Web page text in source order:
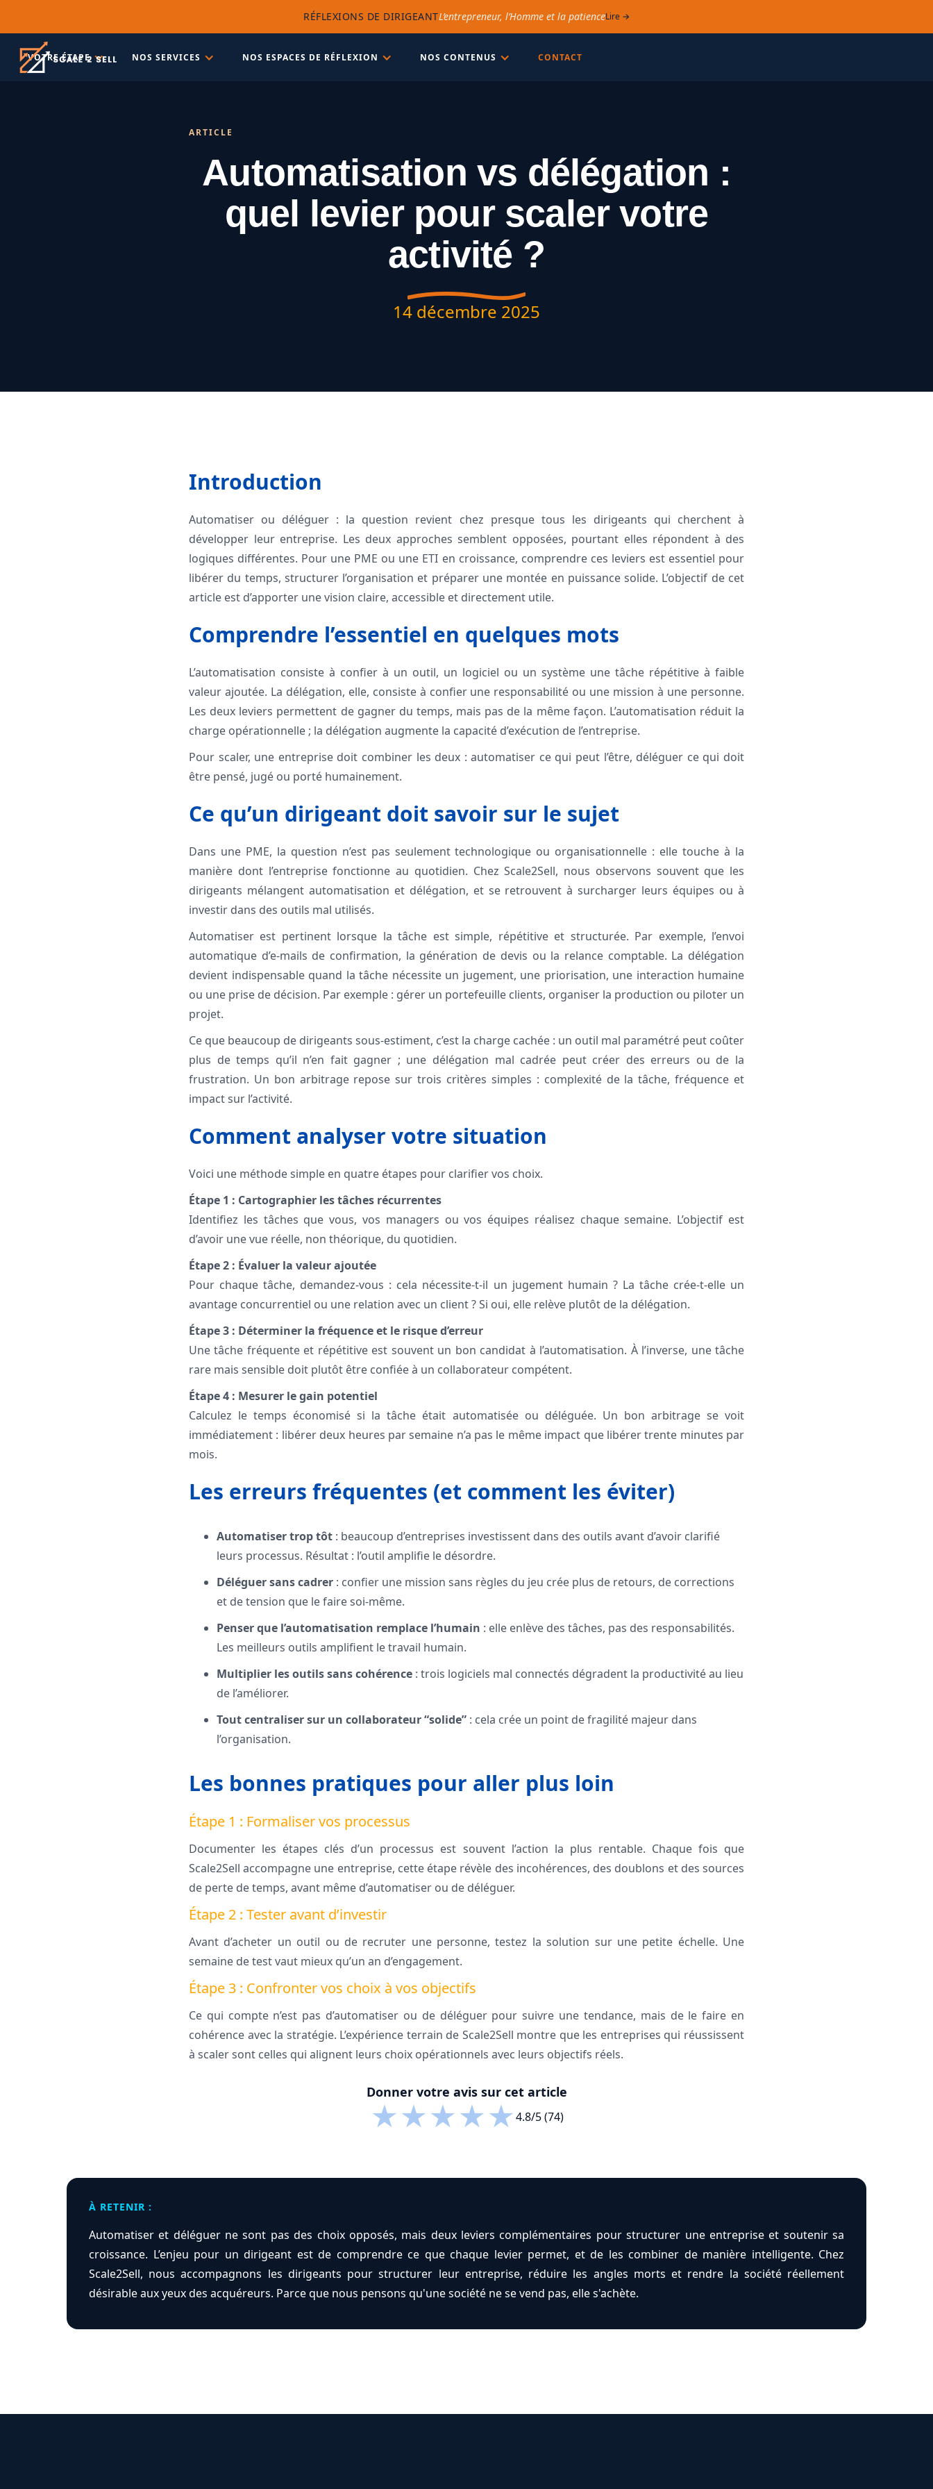
RÉFLEXIONS DE DIRIGEANTL’entrepreneur, l’Homme et la patienceLire →
VOTRE ÉTAPE NOS SERVICES NOS ESPACES DE RÉFLEXION NOS CONTENUS CONTACT
ARTICLE
Automatisation vs délégation :
quel levier pour scaler votre
activité ?
14 décembre 2025
Introduction
Automatiser ou déléguer : la question revient chez presque tous les dirigeants qui cherchent à
développer leur entreprise. Les deux approches semblent opposées, pourtant elles répondent à des
logiques différentes. Pour une PME ou une ETI en croissance, comprendre ces leviers est essentiel pour
libérer du temps, structurer l’organisation et préparer une montée en puissance solide. L’objectif de cet
article est d’apporter une vision claire, accessible et directement utile.
Comprendre l’essentiel en quelques mots
L’automatisation consiste à confier à un outil, un logiciel ou un système une tâche répétitive à faible
valeur ajoutée. La délégation, elle, consiste à confier une responsabilité ou une mission à une personne.
Les deux leviers permettent de gagner du temps, mais pas de la même façon. L’automatisation réduit la
charge opérationnelle ; la délégation augmente la capacité d’exécution de l’entreprise.
Pour scaler, une entreprise doit combiner les deux : automatiser ce qui peut l’être, déléguer ce qui doit
être pensé, jugé ou porté humainement.
Ce qu’un dirigeant doit savoir sur le sujet
Dans une PME, la question n’est pas seulement technologique ou organisationnelle : elle touche à la
manière dont l’entreprise fonctionne au quotidien. Chez Scale2Sell, nous observons souvent que les
dirigeants mélangent automatisation et délégation, et se retrouvent à surcharger leurs équipes ou à
investir dans des outils mal utilisés.
Automatiser est pertinent lorsque la tâche est simple, répétitive et structurée. Par exemple, l’envoi
automatique d’e-mails de confirmation, la génération de devis ou la relance comptable. La délégation
devient indispensable quand la tâche nécessite un jugement, une priorisation, une interaction humaine
ou une prise de décision. Par exemple : gérer un portefeuille clients, organiser la production ou piloter un
projet.
Ce que beaucoup de dirigeants sous-estiment, c’est la charge cachée : un outil mal paramétré peut coûter
plus de temps qu’il n’en fait gagner ; une délégation mal cadrée peut créer des erreurs ou de la
frustration. Un bon arbitrage repose sur trois critères simples : complexité de la tâche, fréquence et
impact sur l’activité.
Comment analyser votre situation
Voici une méthode simple en quatre étapes pour clarifier vos choix.
Étape 1 : Cartographier les tâches récurrentes
Identifiez les tâches que vous, vos managers ou vos équipes réalisez chaque semaine. L’objectif est
d’avoir une vue réelle, non théorique, du quotidien.
Étape 2 : Évaluer la valeur ajoutée
Pour chaque tâche, demandez-vous : cela nécessite-t-il un jugement humain ? La tâche crée-t-elle un
avantage concurrentiel ou une relation avec un client ? Si oui, elle relève plutôt de la délégation.
Étape 3 : Déterminer la fréquence et le risque d’erreur
Une tâche fréquente et répétitive est souvent un bon candidat à l’automatisation. À l’inverse, une tâche
rare mais sensible doit plutôt être confiée à un collaborateur compétent.
Étape 4 : Mesurer le gain potentiel
Calculez le temps économisé si la tâche était automatisée ou déléguée. Un bon arbitrage se voit
immédiatement : libérer deux heures par semaine n’a pas le même impact que libérer trente minutes par
mois.
Les erreurs fréquentes (et comment les éviter)
Automatiser trop tôt : beaucoup d’entreprises investissent dans des outils avant d’avoir clarifié
leurs processus. Résultat : l’outil amplifie le désordre.
Déléguer sans cadrer : confier une mission sans règles du jeu crée plus de retours, de corrections
et de tension que le faire soi-même.
Penser que l’automatisation remplace l’humain : elle enlève des tâches, pas des responsabilités.
Les meilleurs outils amplifient le travail humain.
Multiplier les outils sans cohérence : trois logiciels mal connectés dégradent la productivité au lieu
de l’améliorer.
Tout centraliser sur un collaborateur “solide” : cela crée un point de fragilité majeur dans
l’organisation.
Les bonnes pratiques pour aller plus loin
Étape 1 : Formaliser vos processus
Documenter les étapes clés d’un processus est souvent l’action la plus rentable. Chaque fois que
Scale2Sell accompagne une entreprise, cette étape révèle des incohérences, des doublons et des sources
de perte de temps, avant même d’automatiser ou de déléguer.
Étape 2 : Tester avant d’investir
Avant d’acheter un outil ou de recruter une personne, testez la solution sur une petite échelle. Une
semaine de test vaut mieux qu’un an d’engagement.
Étape 3 : Confronter vos choix à vos objectifs
Ce qui compte n’est pas d’automatiser ou de déléguer pour suivre une tendance, mais de le faire en
cohérence avec la stratégie. L’expérience terrain de Scale2Sell montre que les entreprises qui réussissent
à scaler sont celles qui alignent leurs choix opérationnels avec leurs objectifs réels.
Donner votre avis sur cet article
★★★★★4.8/5 (74)
À RETENIR :
Automatiser et déléguer ne sont pas des choix opposés, mais deux leviers complémentaires pour structurer une entreprise et soutenir sa
croissance. L’enjeu pour un dirigeant est de comprendre ce que chaque levier permet, et de les combiner de manière intelligente. Chez
Scale2Sell, nous accompagnons les dirigeants pour structurer leur entreprise, réduire les angles morts et rendre la société réellement
désirable aux yeux des acquéreurs. Parce que nous pensons qu'une société ne se vend pas, elle s'achète.